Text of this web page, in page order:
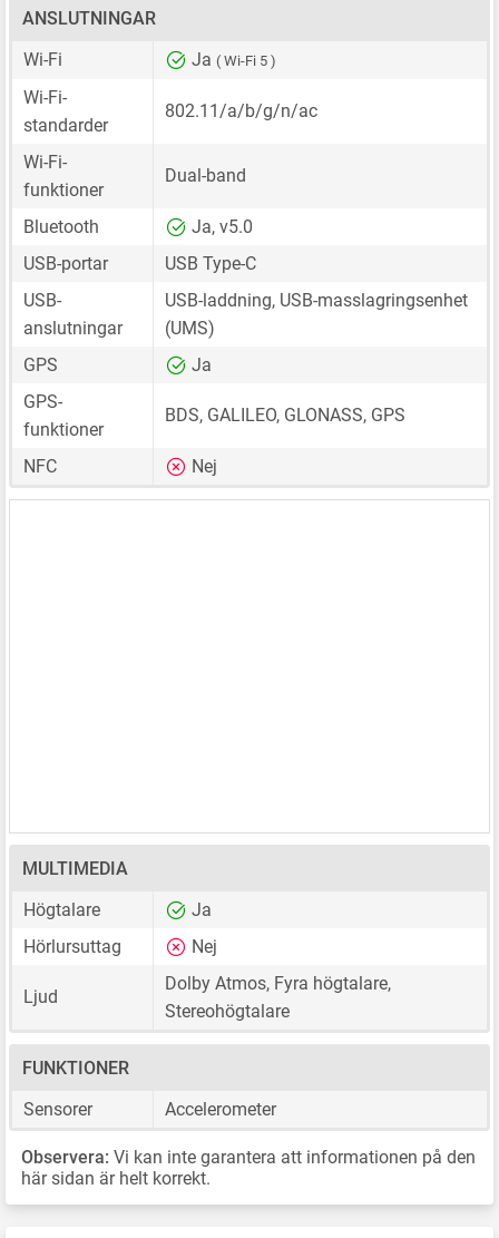
ANSLUTNINGAR
Wi-Fi
Ja ( Wi-Fi 5 )
Wi-Fi-
standarder
802.11/a/b/g/n/ac
Wi-Fi-
funktioner
Dual-band
Bluetooth
Ja, v5.0
USB-portar
USB Type-C
USB-
anslutningar
USB-laddning, USB-masslagringsenhet
(UMS)
GPS
Ja
GPS-
funktioner
BDS, GALILEO, GLONASS, GPS
NFC Nej
MULTIMEDIA
Högtalare
Ja
Hörlursuttag
Nej
Ljud
Dolby Atmos, Fyra högtalare,
Stereohögtalare
FUNKTIONER
Sensorer
Accelerometer
Observera: Vi kan inte garantera att informationen på den
här sidan är helt korrekt.